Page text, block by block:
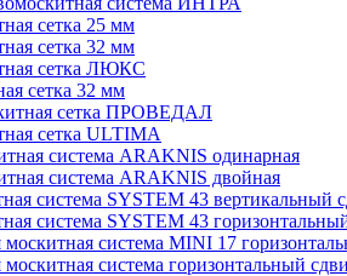
сетка 25 мм
сетка 32 мм
сетка ЛЮКС
сетка 32 мм
сетка ПРОВЕДАЛ
сетка ULTIMA
система ARAKNIS одинарная
система ARAKNIS двойная
система SYSTEM 43 вертикальный
система SYSTEM 43
система MINI 17
система горизонтальный